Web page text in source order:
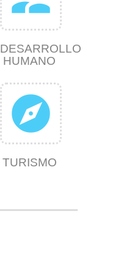
DESARROLLO
HUMANO
explore
TURISMO